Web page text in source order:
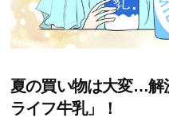
夏の買い物は大変…解
ライフ牛乳」！